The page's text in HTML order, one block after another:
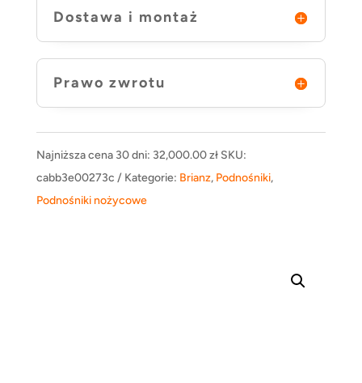
Dostawa i montaż
Prawo zwrotu
Najniższa cena 30 dni: 32,000.00zł SKU:
cabb3e00273c
Kategorie: Brianz, Podnośniki,
Podnośniki nożycowe